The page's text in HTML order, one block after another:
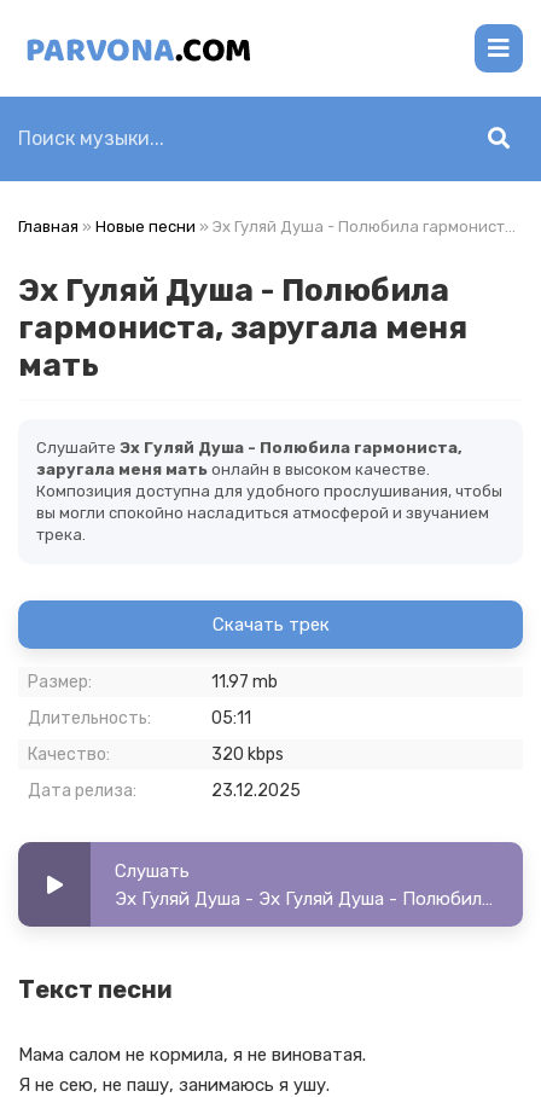
Главная » Новые песни » Эх Гуляй Душа - Полюбила гармониста, заругала меня мать
Эх Гуляй Душа - Полюбила
гармониста, заругала меня
мать
Слушайте Эх Гуляй Душа - Полюбила гармониста,
заругала меня мать онлайн в высоком качестве.
Композиция доступна для удобного прослушивания, чтобы
вы могли спокойно насладиться атмосферой и звучанием
трека.
Скачать трек
Размер:
11.97 mb
Длительность:
05:11
Качество:
320 kbps
Дата релиза:
23.12.2025
Слушать
Эх Гуляй Душа - Эх Гуляй Душа - Полюбила гармониста, заругала меня мать
Текст песни
Мама салом не кормила, я не виноватая.
Я не сею, не пашу, занимаюсь я ушу.